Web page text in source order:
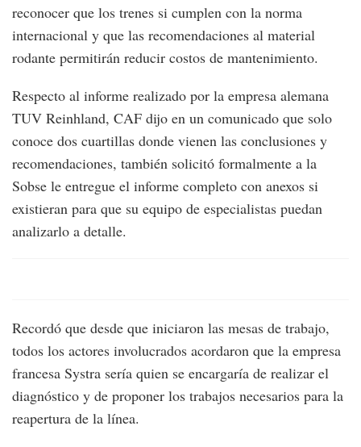
reconocer que los trenes si cumplen con la norma
internacional y que las recomendaciones al material
rodante permitirán reducir costos de mantenimiento.
Respecto al informe realizado por la empresa alemana
TUV Reinhland, CAF dijo en un comunicado que solo
conoce dos cuartillas donde vienen las conclusiones y
recomendaciones, también solicitó formalmente a la
Sobse le entregue el informe completo con anexos si
existieran para que su equipo de especialistas puedan
analizarlo a detalle.
Recordó que desde que iniciaron las mesas de trabajo,
todos los actores involucrados acordaron que la empresa
francesa Systra sería quien se encargaría de realizar el
diagnóstico y de proponer los trabajos necesarios para la
reapertura de la línea.